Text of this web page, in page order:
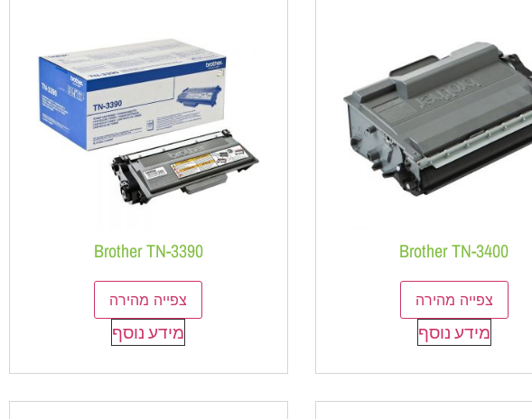
Brother TN-3400
צפייה מהירה
מידע נוסף
Brother TN-3390
צפייה מהירה
מידע נוסף